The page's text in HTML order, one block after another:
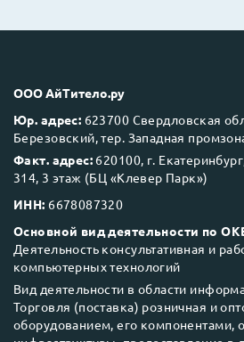
Next Business Day (NBD)
ООО АйТитело.ру
Юр. адрес: 623700 Свердловская
Березовский, тер. Западная
Факт. адрес: 620100, г.
314, 3 этаж (БЦ «Клевер Парк»)
ИНН: 6678087320
Основной вид деятельности по
Деятельность консультативная и
компьютерных технологий
Вид деятельности в области
Торговля (поставка) розничная и
оборудованием, его компонентами,